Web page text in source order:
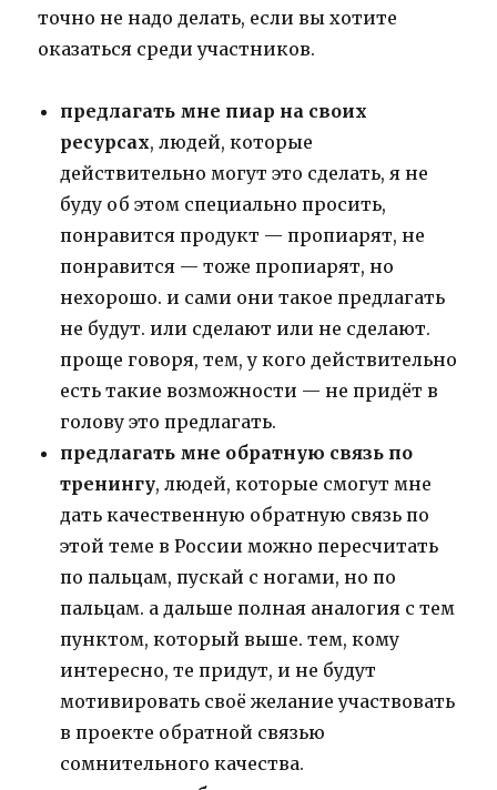
точно не надо делать, если вы хотите
оказаться среди участников.
предлагать мне пиар на своих
ресурсах, людей, которые
действительно могут это сделать, я не
буду об этом специально просить,
понравится продукт — пропиарят, не
понравится — тоже пропиарят, но
нехорошо. и сами они такое предлагать
не будут. или сделают или не сделают.
проще говоря, тем, у кого действительно
есть такие возможности — не придёт в
голову это предлагать.
предлагать мне обратную связь по
тренингу, людей, которые смогут мне
дать качественную обратную связь по
этой теме в России можно пересчитать
по пальцам, пускай с ногами, но по
пальцам. а дальше полная аналогия с тем
пунктом, который выше. тем, кому
интересно, те придут, и не будут
мотивировать своё желание участвовать
в проекте обратной связью
сомнительного качества.